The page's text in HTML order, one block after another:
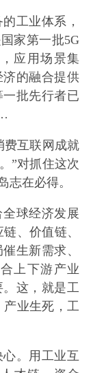
工业体系，
家第一批5G
应用场景集
的融合提供
批先行者已
费互联网成就
”对抓住这次
志在必得。
球经济发展
、价值链、
生新需求、
上下游产业
这，就是工
业生死，工
。用工业互